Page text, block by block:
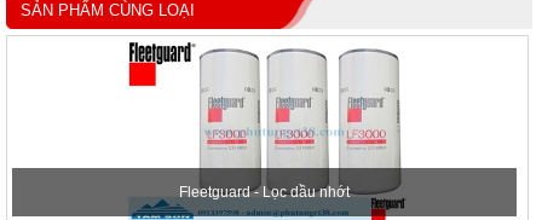
SẢN PHẨM CÙNG LOẠI
Fleetguard - Lọc dầu nhớt